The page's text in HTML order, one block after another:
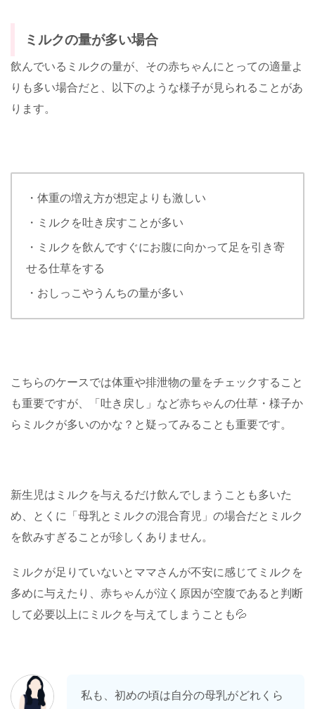
ミルクの量が多い場合
飲んでいるミルクの量が、その赤ちゃんにとっての適量よ
りも多い場合だと、以下のような様子が見られることがあ
ります。
・体重の増え方が想定よりも激しい
・ミルクを吐き戻すことが多い
・ミルクを飲んですぐにお腹に向かって足を引き寄
せる仕草をする
・おしっこやうんちの量が多い
こちらのケースでは体重や排泄物の量をチェックすること
も重要ですが、「吐き戻し」など赤ちゃんの仕草・様子か
らミルクが多いのかな？と疑ってみることも重要です。
新生児はミルクを与えるだけ飲んでしまうことも多いた
め、とくに「母乳とミルクの混合育児」の場合だとミルク
を飲みすぎることが珍しくありません。
ミルクが足りていないとママさんが不安に感じてミルクを
多めに与えたり、赤ちゃんが泣く原因が空腹であると判断
して必要以上にミルクを与えてしまうことも💦
私も、初めの頃は自分の母乳がどれくら